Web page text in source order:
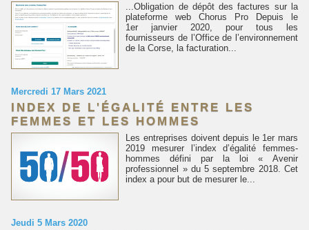
...Obligation de dépôt des factures sur la
plateforme web Chorus Pro Depuis le
1er janvier 2020, pour tous les
fournisseurs de l’Office de l’environnement
de la Corse, la facturation...
Mercredi 17 Mars 2021
INDEX DE L'ÉGALITÉ ENTRE LES
FEMMES ET LES HOMMES
Les entreprises doivent depuis le 1er mars
2019 mesurer l’index d’égalité femmes-
hommes défini par la loi « Avenir
professionnel » du 5 septembre 2018. Cet
index a pour but de mesurer le...
Jeudi 5 Mars 2020